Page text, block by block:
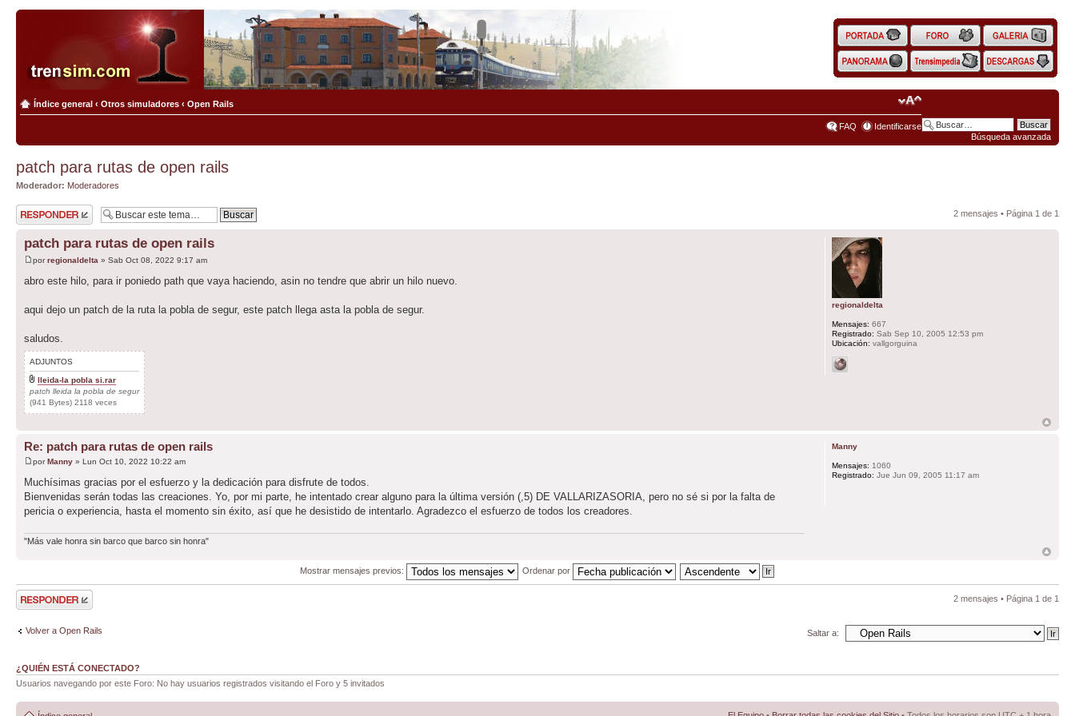
Búsqueda avanzada
Índice general ‹ Otros simuladores ‹ Open Rails
FAQ Identificarse
patch para rutas de open rails
Moderador: Moderadores
Publicar una
respuesta
2 mensajes • Página 1 de 1
patch para rutas de open rails
porregionaldelta » Sab Oct 08, 2022 9:17 am
abro este hilo, para ir poniedo path que vaya haciendo, asin no tendre que abrir un hilo nuevo.
aqui dejo un patch de la ruta la pobla de segur, este patch llega asta la pobla de segur.
saludos.
ADJUNTOS
lleida-la pobla si.rar
patch lleida la pobla de segur
(941 Bytes) 2118 veces
regionaldelta
Mensajes: 667
Registrado: Sab Sep 10, 2005 12:53 pm
Ubicación: vallgorguina
Re: patch para rutas de open rails
porManny » Lun Oct 10, 2022 10:22 am
Muchísimas gracias por el esfuerzo y la dedicación para disfrute de todos.
Bienvenidas serán todas las creaciones. Yo, por mi parte, he intentado crear alguno para la última versión (,5) DE VALLARIZASORIA, pero no sé si por la falta de
pericia o experiencia, hasta el momento sin éxito, así que he desistido de intentarlo. Agradezco el esfuerzo de todos los creadores.
"Más vale honra sin barco que barco sin honra"
Manny
Mensajes: 1060
Registrado: Jue Jun 09, 2005 11:17 am
Mostrar mensajes previos: Ordenar por
Publicar una
respuesta
2 mensajes • Página 1 de 1
Volver a Open Rails Saltar a:
¿QUIÉN ESTÁ CONECTADO?
Usuarios navegando por este Foro: No hay usuarios registrados visitando el Foro y 5 invitados